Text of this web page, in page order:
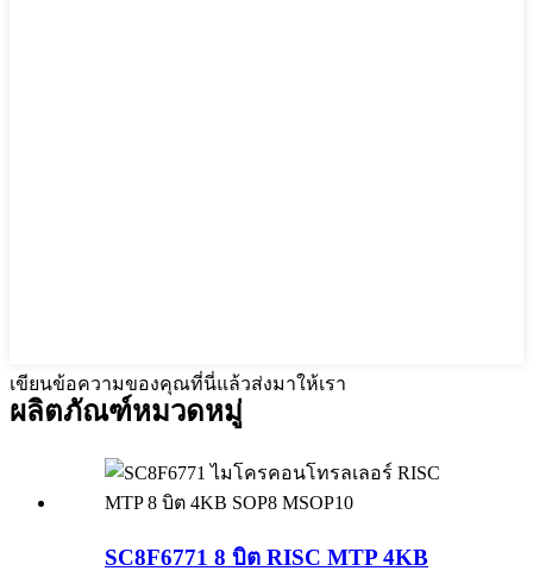
เขียนข้อความของคุณที่นี่แล้วส่งมาให้เรา
ผลิตภัณฑ์หมวดหมู่
SC8F6771 8 บิต RISC MTP 4KB